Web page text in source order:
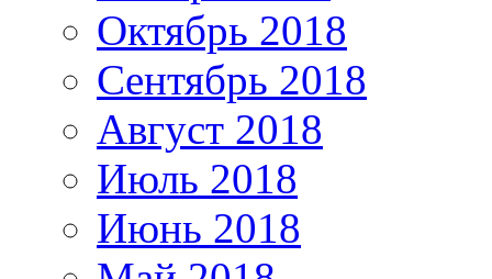
Октябрь 2018
Сентябрь 2018
Август 2018
Июль 2018
Июнь 2018